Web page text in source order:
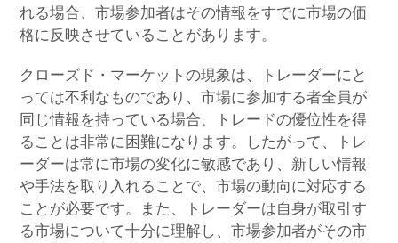
れる場合、市場参加者はその情報をすでに市場の価
格に反映させていることがあります。
クローズド・マーケットの現象は、トレーダーにと
っては不利なものであり、市場に参加する者全員が
同じ情報を持っている場合、トレードの優位性を得
ることは非常に困難になります。したがって、トレ
ーダーは常に市場の変化に敏感であり、新しい情報
や手法を取り入れることで、市場の動向に対応する
ことが必要です。また、トレーダーは自身が取引す
る市場について十分に理解し、市場参加者がその市